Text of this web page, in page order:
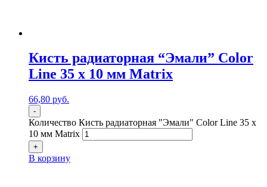
Кисть радиаторная “Эмали” Color
Line 35 х 10 мм Matrix
66,80 руб.
-
Количество Кисть радиаторная "Эмали" Color Line 35 х
10 мм Matrix
+
В корзину